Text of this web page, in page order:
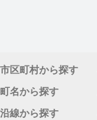
市区町村から探す
町名から探す
沿線から探す